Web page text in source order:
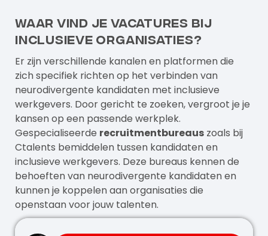
Waar vind je vacatures bij
inclusieve organisaties?
Er zijn verschillende kanalen en platformen die
zich specifiek richten op het verbinden van
neurodivergente kandidaten met inclusieve
werkgevers. Door gericht te zoeken, vergroot je je
kansen op een passende werkplek.
Gespecialiseerde recruitmentbureaus zoals bij
Ctalents bemiddelen tussen kandidaten en
inclusieve werkgevers. Deze bureaus kennen de
behoeften van neurodivergente kandidaten en
kunnen je koppelen aan organisaties die
openstaan voor jouw talenten.